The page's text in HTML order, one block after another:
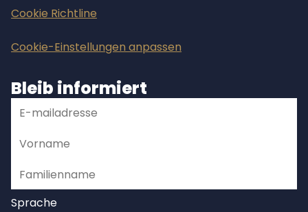
Cookie Richtline
Cookie-Einstellungen anpassen
Bleib informiert
Sprache